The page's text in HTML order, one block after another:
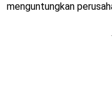
menguntungkan